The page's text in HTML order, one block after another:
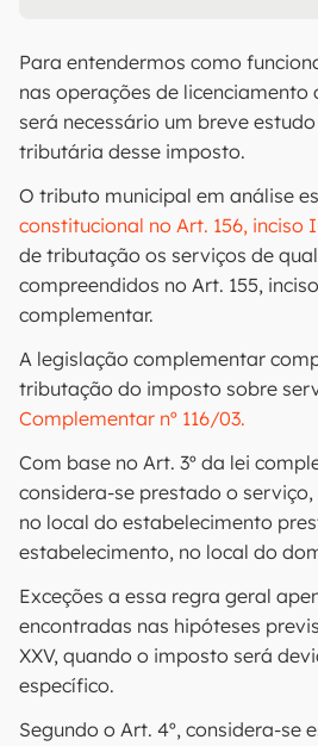
Para entendermos como
nas operações de licenciamento
será necessário um breve
tributária desse imposto.
O tributo municipal em análise
constitucional no Art. 156, inciso
de tributação os serviços de
compreendidos no Art. 155,
complementar.
A legislação complementar
tributação do imposto sobre
Complementar nº 116/03.
Com base no Art. 3º da lei
considera-se prestado o
no local do estabelecimento
estabelecimento, no local do
Exceções a essa regra geral
encontradas nas hipóteses
XXV, quando o imposto será
específico.
Segundo o Art. 4º, considera-se